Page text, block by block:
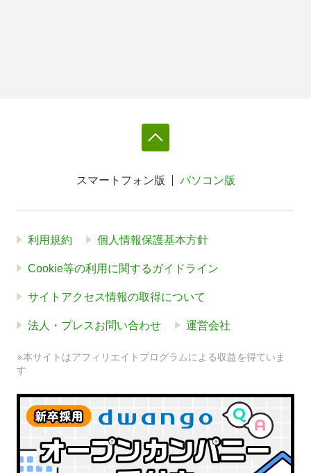
スマートフォン版 パソコン版
利用規約 個人情報保護基本方針
Cookie等の利用に関するガイドライン
サイトアクセス情報の取得について
法人・プレスお問い合わせ 運営会社
※本サイトはアフィリエイトプログラムによる収益を得ていま
す